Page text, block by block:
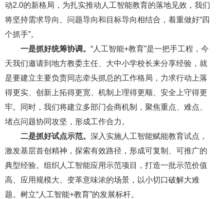
动2.0的新格局，为扎实推动人工智能教育的落地见效，我们
将坚持需求导向、问题导向和目标导向相结合，着重做好“四
个抓手”。
一是抓好统筹协调。 “人工智能+教育”是一把手工程，今
天我们邀请到地方教委主任、大中小学校长来分享经验，就
是要建立主要负责同志牵头抓总的工作格局，力求行动上落
得更实、创新上拓得更宽、机制上理得更顺、安全上守得更
牢。同时，我们将建立多部门会商机制，聚焦重点、难点、
堵点问题协同攻坚，形成工作合力。
二是抓好试点示范。 深入实施人工智能赋能教育试点，
激发基层首创精神，探索有效路径，形成可复制、可推广的
典型经验。组织人工智能应用示范项目，打造一批示范价值
高、应用规模大、变革意味浓的场景，以小切口破解大难
题。树立“人工智能+教育”的发展标杆。